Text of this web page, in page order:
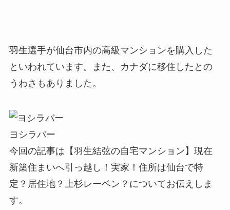
羽生選手が仙台市内の高級マンションを購入した
といわれています。また、カナダに移住したとの
うわさもありました。
ヨシラバー
今回の記事は【羽生結弦の自宅マンション】現在
新築住まいへ引っ越し！実家！住所は仙台で特
定？居住地？上杉レーベン？についてお伝えしま
す。